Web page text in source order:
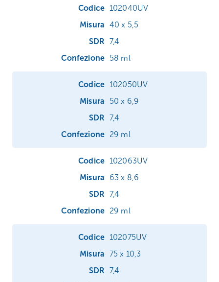
102040UV
40 x 5,5
7,4
58 ml
102050UV
50 x 6,9
7,4
29 ml
102063UV
63 x 8,6
7,4
29 ml
102075UV
75 x 10,3
7,4